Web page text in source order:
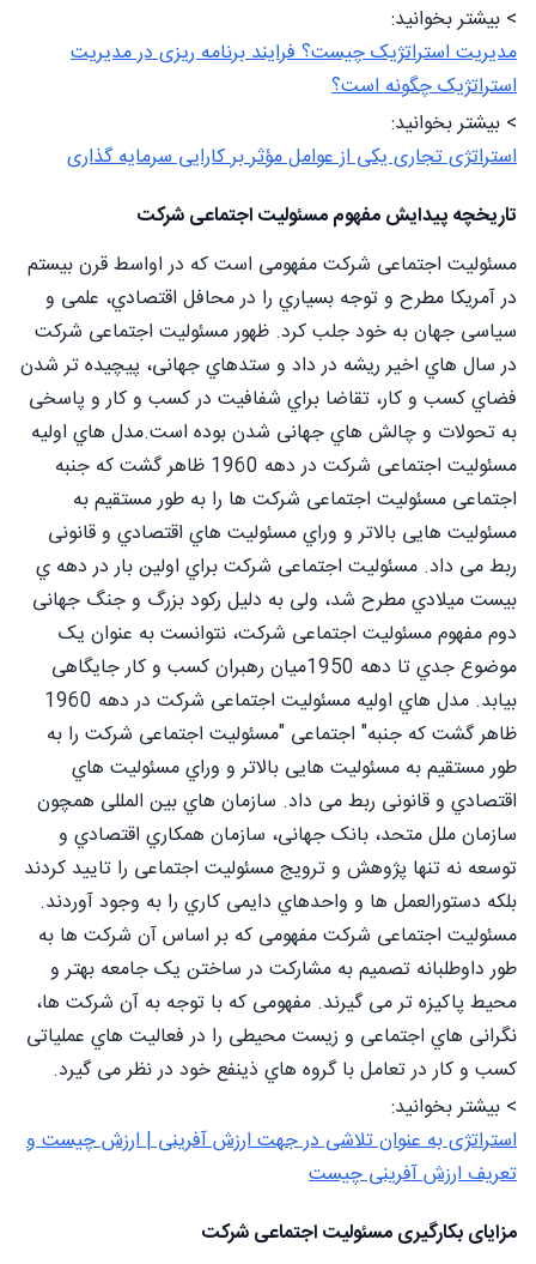
> بیشتر بخوانید:
مدیریت استراتژیک چیست؟ فرایند برنامه ریزی در مدیریت
استراتژیک چگونه است؟
> بیشتر بخوانید:
استراتژی تجاری یکی از عوامل مؤثر بر کارایی سرمایه گذاری
تاریخچه پیدایش مفهوم مسئولیت اجتماعی شرکت
مسئولیت اجتماعی شرکت مفهومی است که در اواسط قرن بیستم
در آمریکا مطرح و توجه بسیاري را در محافل اقتصادي، علمی و
سیاسی جهان به خود جلب کرد. ظهور مسئولیت اجتماعی شرکت
در سال هاي اخیر ریشه در داد و ستدهاي جهانی، پیچیده تر شدن
فضاي کسب و کار، تقاضا براي شفافیت در کسب و کار و پاسخی
به تحولات و چالش هاي جهانی شدن بوده است.مدل هاي اولیه
مسئولیت اجتماعی شرکت در دهه 1960 ظاهر گشت که جنبه
اجتماعی مسئولیت اجتماعی شرکت ها را به طور مستقیم به
مسئولیت هایی بالاتر و وراي مسئولیت هاي اقتصادي و قانونی
ربط می داد. مسئولیت اجتماعی شرکت براي اولین بار در دهه ي
بیست میلادي مطرح شد، ولی به دلیل رکود بزرگ و جنگ جهانی
دوم مفهوم مسئولیت اجتماعی شرکت، نتوانست به عنوان یک
موضوع جدي تا دهه 1950میان رهبران کسب و کار جایگاهی
بیابد. مدل هاي اولیه مسئولیت اجتماعی شرکت در دهه 1960
ظاهر گشت که جنبه" اجتماعی "مسئولیت اجتماعی شرکت را به
طور مستقیم به مسئولیت هایی بالاتر و وراي مسئولیت هاي
اقتصادي و قانونی ربط می داد. سازمان هاي بین المللی همچون
سازمان ملل متحد، بانک جهانی، سازمان همکاري اقتصادي و
توسعه نه تنها پژوهش و ترویج مسئولیت اجتماعی را تایید کردند
بلکه دستورالعمل ها و واحدهاي دایمی کاري را به وجود آوردند.
مسئولیت اجتماعی شرکت مفهومی که بر اساس آن شرکت ها به
طور داوطلبانه تصمیم به مشارکت در ساختن یک جامعه بهتر و
محیط پاکیزه تر می گیرند. مفهومی که با توجه به آن شرکت ها،
نگرانی هاي اجتماعی و زیست محیطی را در فعالیت هاي عملیاتی
کسب و کار در تعامل با گروه هاي ذینفع خود در نظر می گیرد.
> بیشتر بخوانید:
استراتژی به عنوان تلاشی در جهت ارزش آفرینی | ارزش چیست و
تعریف ارزش آفرینی چیست
مزایای بکارگیری مسئولیت اجتماعی شرکت